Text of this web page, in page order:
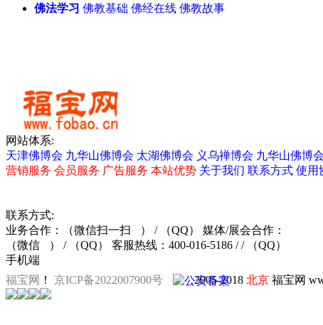
天津佛事展 无锡佛博会
佛法学习 佛教基础 佛经在线 佛教故事
网站体系:
天津佛博会 九华山佛博会 太湖佛博会 义乌禅博会 九华山佛博会
营销服务 会员服务 广告服务 本站优势 关于我们 联系方式 使用
联系方式:
业务合作：
（微信扫一扫 ） / （QQ）
媒体/展会合作：
（微信
） / （QQ）
客服热线：400-016-5186 / / （QQ）
手机端
福宝网 ！ 京ICP备2022007900号 2005-2018 北京 福宝网